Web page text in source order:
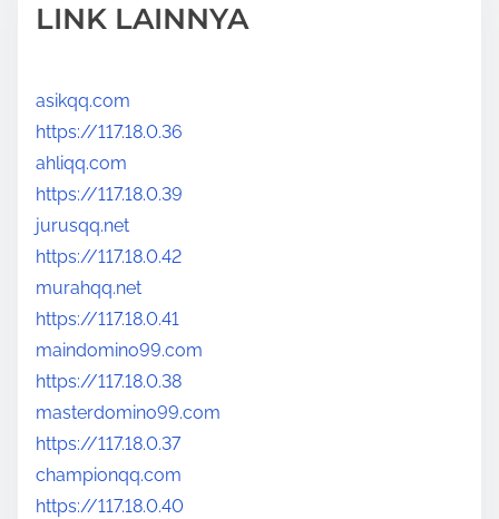
LINK LAINNYA
asikqq.com
https://117.18.0.36
ahliqq.com
https://117.18.0.39
jurusqq.net
https://117.18.0.42
murahqq.net
https://117.18.0.41
maindomino99.com
https://117.18.0.38
masterdomino99.com
https://117.18.0.37
championqq.com
https://117.18.0.40